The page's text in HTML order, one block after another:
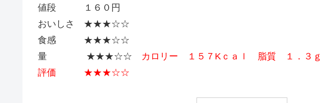
値段 １６０円
おいしさ ★★★☆☆
食感 ★★★☆☆
量 ★★★☆☆ カロリー １５７Kｃａｌ 脂質 １．３ｇ
評価 ★★★☆☆